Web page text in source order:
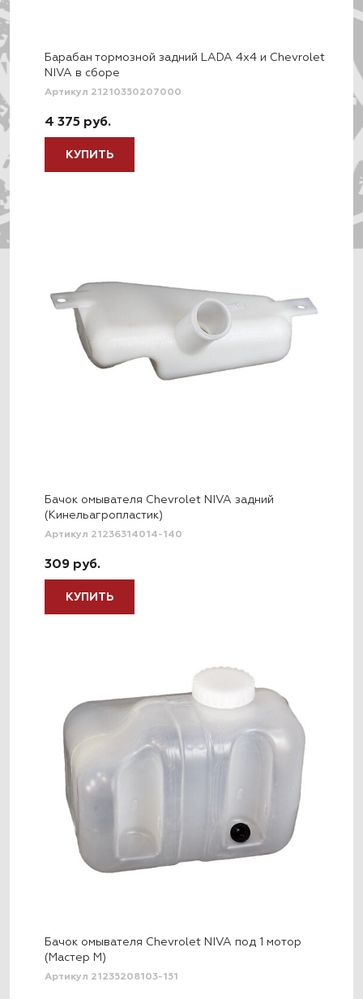
Барабан тормозной задний LADA 4x4 и Chevrolet
NIVA в сборе
Артикул 21210350207000
4 375 руб.
КУПИТЬ
Бачок омывателя Chevrolet NIVA задний
(Кинельагропластик)
Артикул 21236314014-140
309 руб.
КУПИТЬ
Бачок омывателя Chevrolet NIVA под 1 мотор
(Мастер М)
Артикул 21235208103-151